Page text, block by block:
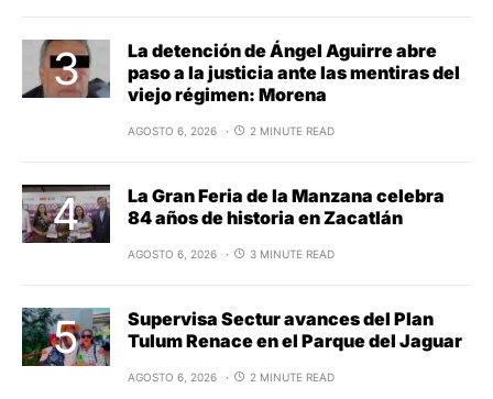
La detención de Ángel Aguirre abre
paso a la justicia ante las mentiras del
viejo régimen: Morena
AGOSTO 6, 2026 2 MINUTE READ
La Gran Feria de la Manzana celebra
84 años de historia en Zacatlán
AGOSTO 6, 2026 3 MINUTE READ
Supervisa Sectur avances del Plan
Tulum Renace en el Parque del Jaguar
AGOSTO 6, 2026 2 MINUTE READ